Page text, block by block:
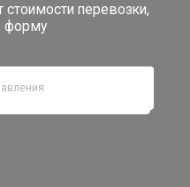
звонок
Новости
Документы
Контакты
перевозки,
форму